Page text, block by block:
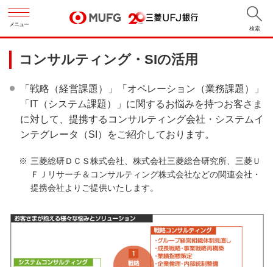
メニュー
検索
コンサルティング・SIの活用
「戦略（経営課題）」「オペレーション（業務課題）」
「IT（システム課題）」に関するお悩みを持つお客さま
に対して、提携するコンサルティング会社・システムイ
ンテグレータ（SI）をご紹介しております。
三菱総研ＤＣＳ株式会社、株式会社三菱総合研究所、三菱Ｕ
ＦＪリサーチ＆コンサルティング株式会社などの関連会社・
提携会社よりご提供いたします。